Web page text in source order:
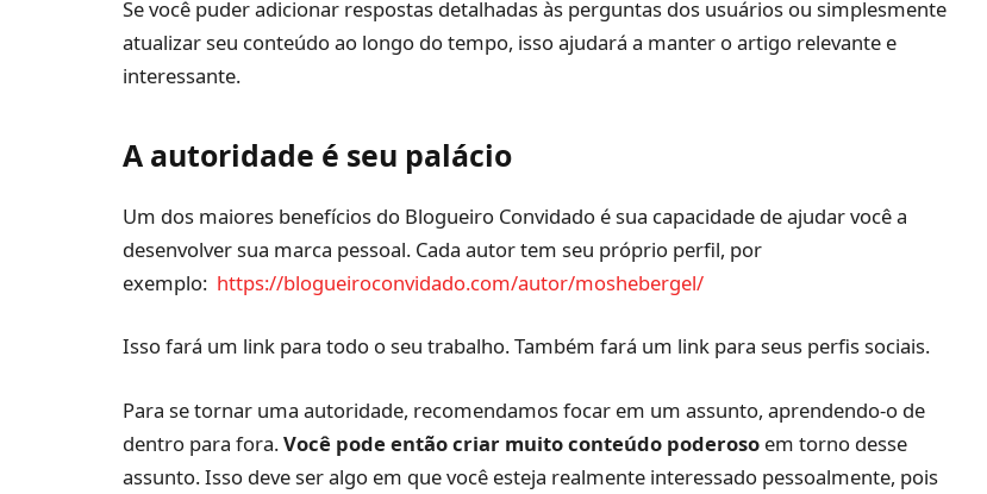
Se você puder adicionar respostas detalhadas às perguntas dos usuários ou simplesmente
atualizar seu conteúdo ao longo do tempo, isso ajudará a manter o artigo relevante e
interessante.
A autoridade é seu palácio
Um dos maiores benefícios do Blogueiro Convidado é sua capacidade de ajudar você a
desenvolver sua marca pessoal. Cada autor tem seu próprio perfil, por
exemplo: https://blogueiroconvidado.com/autor/moshebergel/
Isso fará um link para todo o seu trabalho. Também fará um link para seus perfis sociais.
Para se tornar uma autoridade, recomendamos focar em um assunto, aprendendo-o de
dentro para fora.Você pode então criar muito conteúdo poderoso em torno desse
assunto. Isso deve ser algo em que você esteja realmente interessado pessoalmente, pois